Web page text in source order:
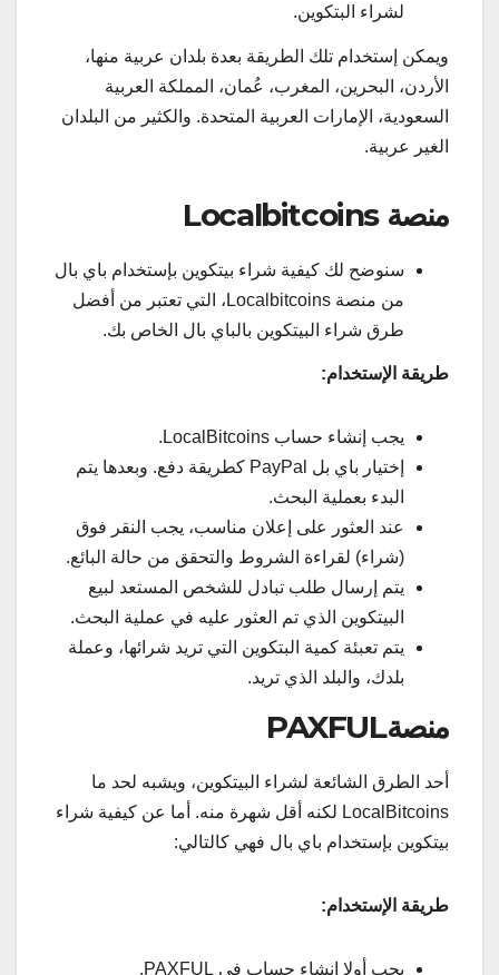
لشراء البتكوين.
ويمكن إستخدام تلك الطريقة بعدة بلدان عربية منها،
الأردن، البحرين، المغرب، عُمان، المملكة العربية
السعودية، الإمارات العربية المتحدة. والكثير من البلدان
الغير عربية.
منصة Localbitcoins
سنوضح لك كيفية شراء بيتكوين بإستخدام باي بال
من منصة Localbitcoins، التي تعتبر من أفضل
طرق شراء البيتكوين بالباي بال الخاص بك.
طريقة الإستخدام:
يجب إنشاء حساب LocalBitcoins.
إختيار باي بل PayPal كطريقة دفع. وبعدها يتم
البدء بعملية البحث.
عند العثور على إعلان مناسب، يجب النقر فوق
(شراء) لقراءة الشروط والتحقق من حالة البائع.
يتم إرسال طلب تبادل للشخص المستعد لبيع
البيتكوين الذي تم العثور عليه في عملية البحث.
يتم تعبئة كمية البتكوين التي تريد شرائها، وعملة
بلدك، والبلد الذي تريد.
منصةPAXFUL
أحد الطرق الشائعة لشراء البيتكوين، ويشبه لحد ما
LocalBitcoins لكنه أقل شهرة منه. أما عن كيفية شراء
بيتكوين بإستخدام باي بال فهي كالتالي:
طريقة الإستخدام:
يجب أولا إنشاء حساب في PAXFUL.